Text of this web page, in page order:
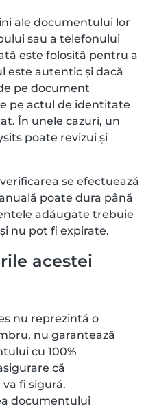
ale documentului lor
sau a telefonului
este folosită pentru a
este autentic și dacă
pe document
pe actul de identitate
În unele cazuri, un
poate revizui și
se efectuează
poate dura până
adăugate trebuie
nu pot fi expirate.
acestei
nu reprezintă o
nu garantează
cu 100%
că
fi sigură.
documentului